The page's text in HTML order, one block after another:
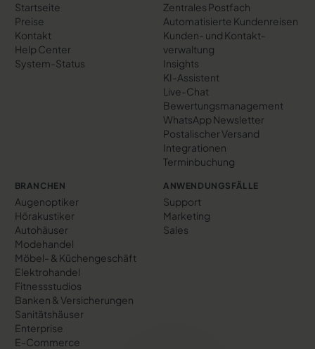
Startseite
Preise
Kontakt
Help Center
System-Status
Zentrales Postfach
Automatisierte Kundenreisen
Kunden- und Kontakt­
verwaltung
Insights
KI-Assistent
Live-Chat
Bewertungs­management
WhatsApp Newsletter
Postalischer Versand
Integrationen
Terminbuchung
BRANCHEN
Augenoptiker
Hörakustiker
Autohäuser
Modehandel
Möbel- & Küchengeschäft
Elektrohandel
Fitnessstudios
Banken & Versicherungen
Sanitätshäuser
Enterprise
E-Commerce
ANWENDUNGSFÄLLE
Support
Marketing
Sales